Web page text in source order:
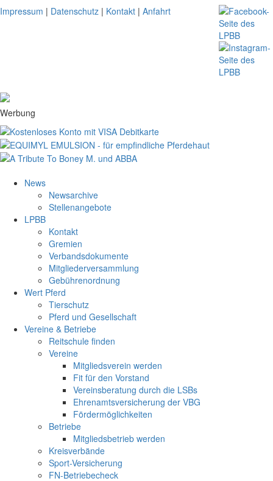
Impressum | Datenschutz | Kontakt | Anfahrt
Werbung
News
Newsarchive
Stellenangebote
LPBB
Kontakt
Gremien
Verbandsdokumente
Mitgliederversammlung
Gebührenordnung
Wert Pferd
Tierschutz
Pferd und Gesellschaft
Vereine & Betriebe
Reitschule finden
Vereine
Mitgliedsverein werden
Fit für den Vorstand
Vereinsberatung durch die LSBs
Ehrenamtsversicherung der VBG
Fördermöglichkeiten
Betriebe
Mitgliedsbetrieb werden
Kreisverbände
Sport-Versicherung
FN-Betriebecheck